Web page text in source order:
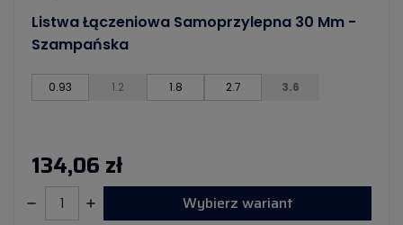
Listwa Łączeniowa Samoprzylepna 30 Mm -
Szampańska
0.93 1.2 1.8 2.7 3.6
134,06 zł
Wybierz wariant